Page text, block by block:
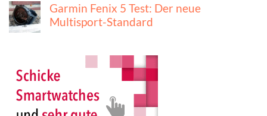
Garmin Fenix 5 Test: Der neue
Multisport-Standard